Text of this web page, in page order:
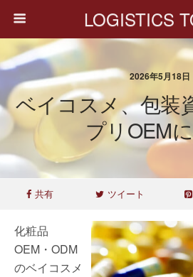
LOGISTICS
2026年5月18日
ベイコスメ、包装
プリOEM
共有 ツイート
化粧品
OEM・ODM
のベイコスメ